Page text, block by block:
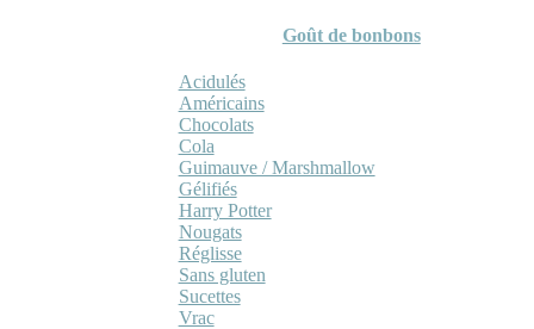
Goût de bonbons
Acidulés
Américains
Chocolats
Cola
Guimauve / Marshmallow
Gélifiés
Harry Potter
Nougats
Réglisse
Sans gluten
Sucettes
Vrac